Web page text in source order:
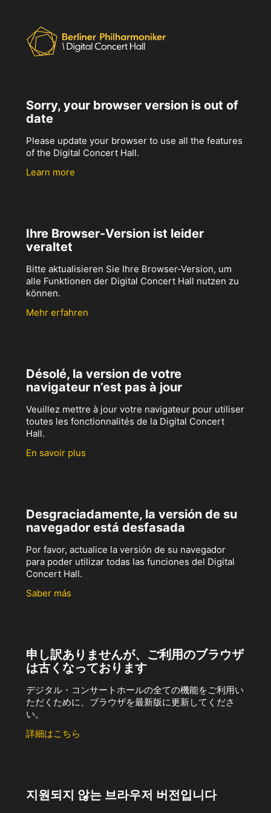
Sorry, your browser version is out of
date
Please update your browser to use all the features
of the Digital Concert Hall.
Learn more
Ihre Browser-Version ist leider
veraltet
Bitte aktualisieren Sie Ihre Browser-Version, um
alle Funktionen der Digital Concert Hall nutzen zu
können.
Mehr erfahren
Désolé, la version de votre
navigateur n’est pas à jour
Veuillez mettre à jour votre navigateur pour utiliser
toutes les fonctionnalités de la Digital Concert
Hall.
En savoir plus
Desgraciadamente, la versión de su
navegador está desfasada
Por favor, actualice la versión de su navegador
para poder utilizar todas las funciones del Digital
Concert Hall.
Saber más
申し訳ありませんが、ご利用のブラウザ
は古くなっております
デジタル・コンサートホールの全ての機能をご利用い
ただくために、ブラウザを最新版に更新してくださ
い。
詳細はこちら
지원되지 않는 브라우저 버전입니다